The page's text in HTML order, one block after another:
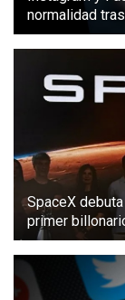
normalidad
SpaceX
primer